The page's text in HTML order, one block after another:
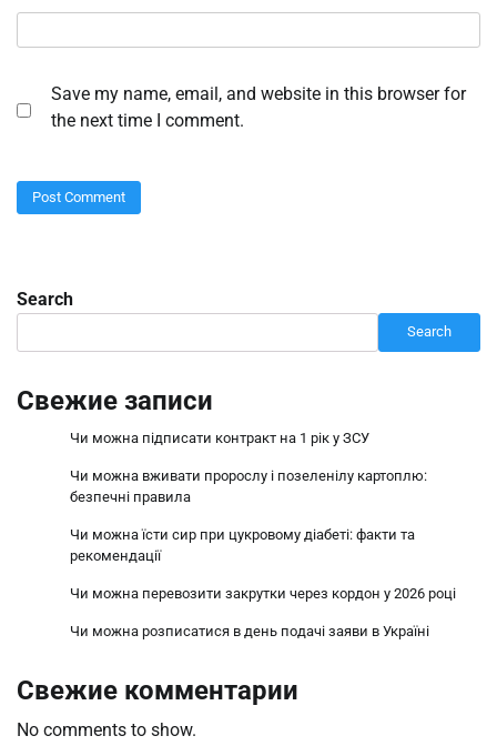
Save my name, email, and website in this browser for
the next time I comment.
Search
Search
Свежие записи
Чи можна підписати контракт на 1 рік у ЗСУ
Чи можна вживати пророслу і позеленілу картоплю:
безпечні правила
Чи можна їсти сир при цукровому діабеті: факти та
рекомендації
Чи можна перевозити закрутки через кордон у 2026 році
Чи можна розписатися в день подачі заяви в Україні
Свежие комментарии
No comments to show.